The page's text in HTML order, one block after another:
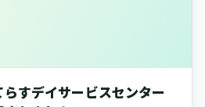
すデイサービスセンター